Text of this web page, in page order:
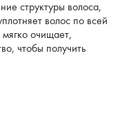
структуры волоса,
волос по всей
очищает,
чтобы получить